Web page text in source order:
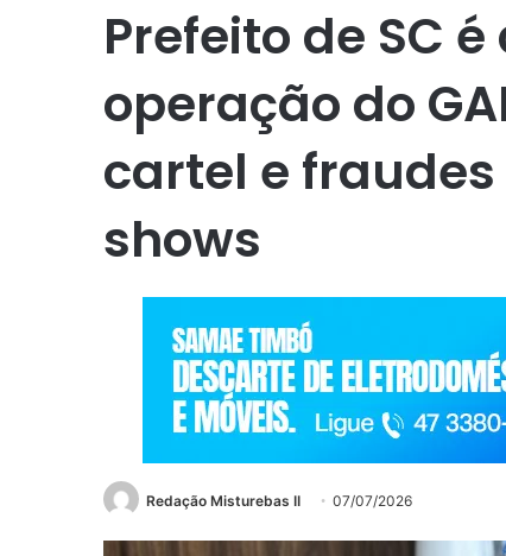
Prefeito de SC
operação do
cartel e
shows
Redação Misturebas II 07/07/2026